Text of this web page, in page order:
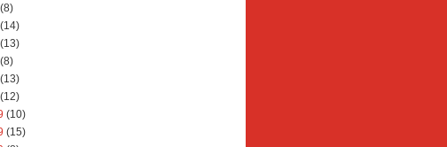
(8)
(14)
(13)
(8)
(13)
(12)
(10)
(15)